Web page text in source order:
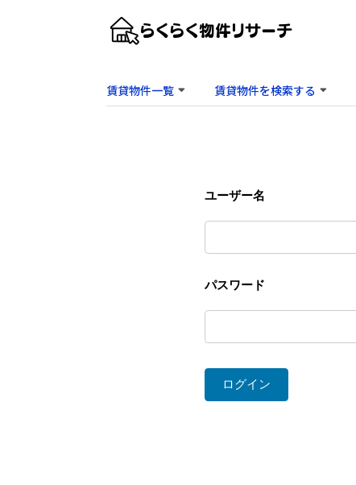
賃貸物件一覧 賃貸物件を検索する
ユーザー名
パスワード